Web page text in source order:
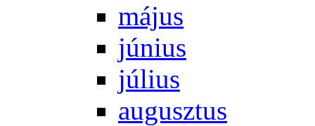
má­jus
jú­ni­us
jú­li­us
au­gusz­tus